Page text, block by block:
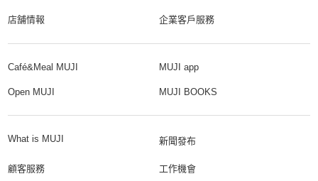
店舗情報 企業客戶服務
Café&Meal MUJI MUJI app
Open MUJI MUJI BOOKS
What is MUJI 新聞發布
顧客服務 工作機會